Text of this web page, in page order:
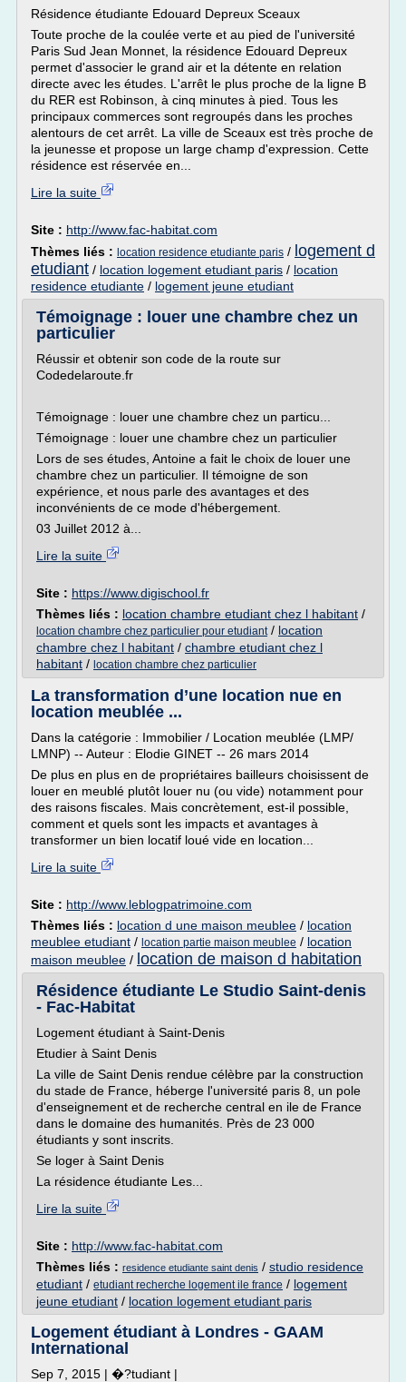
Résidence étudiante Edouard Depreux Sceaux
Toute proche de la coulée verte et au pied de l'université
Paris Sud Jean Monnet, la résidence Edouard Depreux
permet d'associer le grand air et la détente en relation
directe avec les études. L'arrêt le plus proche de la ligne B
du RER est Robinson, à cinq minutes à pied. Tous les
principaux commerces sont regroupés dans les proches
alentours de cet arrêt. La ville de Sceaux est très proche de
la jeunesse et propose un large champ d'expression. Cette
résidence est réservée en...
Lire la suite
Site : http://www.fac-habitat.com
Thèmes liés : location residence etudiante paris / logement d
etudiant / location logement etudiant paris / location
residence etudiante / logement jeune etudiant
Témoignage : louer une chambre chez un
particulier
Réussir et obtenir son code de la route sur
Codedelaroute.fr
Témoignage : louer une chambre chez un particu...
Témoignage : louer une chambre chez un particulier
Lors de ses études, Antoine a fait le choix de louer une
chambre chez un particulier. Il témoigne de son
expérience, et nous parle des avantages et des
inconvénients de ce mode d'hébergement.
03 Juillet 2012 à...
Lire la suite
Site : https://www.digischool.fr
Thèmes liés : location chambre etudiant chez l habitant /
location chambre chez particulier pour etudiant/ location
chambre chez l habitant / chambre etudiant chez l
habitant / location chambre chez particulier
La transformation d’une location nue en
location meublée ...
Dans la catégorie : Immobilier / Location meublée (LMP/
LMNP) -- Auteur : Elodie GINET -- 26 mars 2014
De plus en plus en de propriétaires bailleurs choisissent de
louer en meublé plutôt louer nu (ou vide) notamment pour
des raisons fiscales. Mais concrètement, est-il possible,
comment et quels sont les impacts et avantages à
transformer un bien locatif loué vide en location...
Lire la suite
Site : http://www.leblogpatrimoine.com
Thèmes liés : location d une maison meublee / location
meublee etudiant / location partie maison meublee / location
maison meublee / location de maison d habitation
Résidence étudiante Le Studio Saint-denis
- Fac-Habitat
Logement étudiant à Saint-Denis
Etudier à Saint Denis
La ville de Saint Denis rendue célèbre par la construction
du stade de France, héberge l'université paris 8, un pole
d'enseignement et de recherche central en ile de France
dans le domaine des humanités. Près de 23 000
étudiants y sont inscrits.
Se loger à Saint Denis
La résidence étudiante Les...
Lire la suite
Site : http://www.fac-habitat.com
Thèmes liés : residence etudiante saint denis / studio residence
etudiant / etudiant recherche logement ile france / logement
jeune etudiant / location logement etudiant paris
Logement étudiant à Londres - GAAM
International
Sep 7, 2015 | �?tudiant |